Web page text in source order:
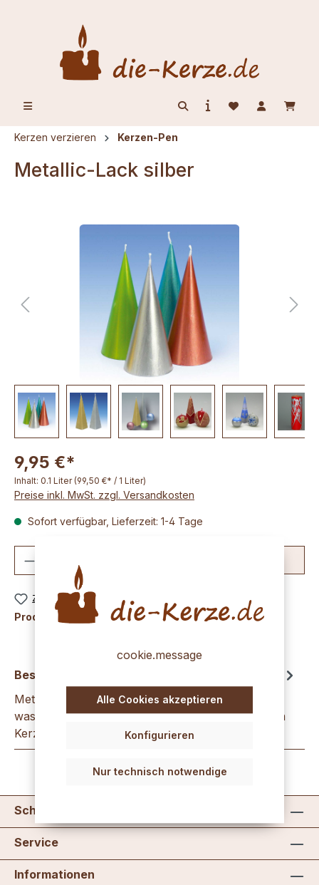
Kerzen verzieren Kerzen-Pen
Metallic-Lack silber
Bildergalerie überspringen
9,95 €*
Inhalt: 0.1 Liter (99,50 €* / 1 Liter)
Preise inkl. MwSt. zzgl. Versandkosten
Sofort verfügbar, Lieferzeit: 1-4 Tage
Produkt Anzahl: Gib den
Zum Merkzettel hinzufügen
Produktnummer: K1468
Beschreibung
Metallic-Lack silber100 ml, lösungsmittelfrei,
wasserlöslichZum Übergiessen oder Bemalen von
Kerzen, Wachsfolien und Wachsp…
Schreib uns
Service
Informationen
cookie.message
Nur technisch notwendige
Konfigurieren
Alle Cookies akzeptieren